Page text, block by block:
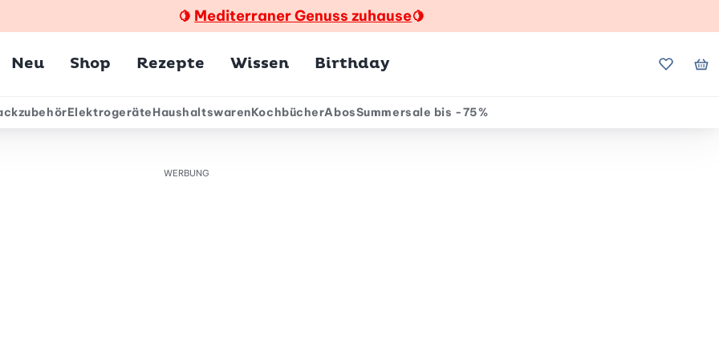
🍋 Mediterraner Genuss zuhause🍋
Neu Shop Rezepte Wissen Birthday Meine
ElektrogeräteHaushaltswarenKochbücherAbosSummersale bis -75%
WERBUNG